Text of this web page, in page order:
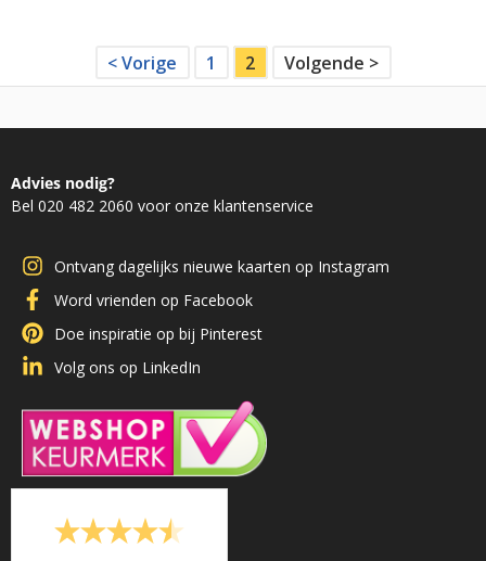
< Vorige 1 2 Volgende >
Advies nodig?
Bel 020 482 2060 voor onze klantenservice
Ontvang dagelijks nieuwe kaarten op Instagram
Word vrienden op Facebook
Doe inspiratie op bij Pinterest
Volg ons op LinkedIn